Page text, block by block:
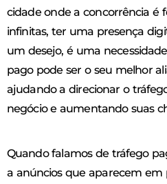
cidade onde a concorrência é
infinitas, ter uma presença
um desejo, é uma
pago pode ser o seu melhor
ajudando a direcionar o
negócio e aumentando suas
Quando falamos de tráfego
a anúncios que aparecem em